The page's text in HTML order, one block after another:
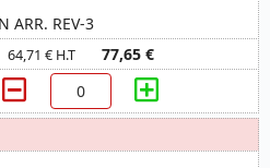
ARR. REV-3
64,71 € H.T 77,65 €